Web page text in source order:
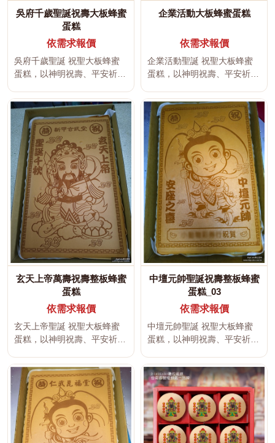
吳府千歲聖誕祝壽大板蜂蜜
蛋糕
依需求報價
吳府千歲聖誕 祝聖大板蜂蜜
蛋糕，以神明祝壽、平安祈
為設計主...
企業活動大板蜂蜜蛋糕
依需求報價
企業活動聖誕 祝聖大板蜂蜜
蛋糕，以神明祝壽、平安祈
為設計主...
玄天上帝萬壽祝壽整板蜂蜜
蛋糕
依需求報價
玄天上帝聖誕 祝聖大板蜂蜜
蛋糕，以神明祝壽、平安祈
為設計主...
中壇元帥聖誕祝壽整板蜂蜜
蛋糕_03
依需求報價
中壇元帥聖誕 祝聖大板蜂蜜
蛋糕，以神明祝壽、平安祈
為設計主...